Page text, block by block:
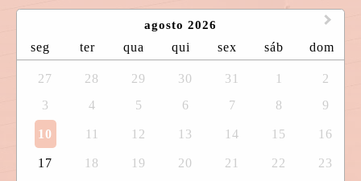
agosto 2026
seg ter qua qui sex sáb dom
27 28 29 30 31 1
2
3
4 5 6 7 8 9
10 11 12 13 14 15 16
17 18 19 20 21 22
23